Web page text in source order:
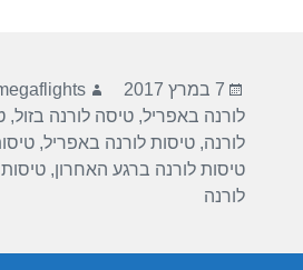
o
o
k
m
p
p
פורסם
בתאריך
7 במרץ 2017 מחבר
לורנה באפריל,טיסה לורנה בזול,
לורנה,טיסות לורנה באפריל,
טיסות לורנה ברגע האחרון,
לורנה